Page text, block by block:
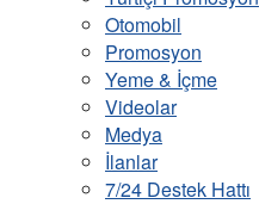
Otomobil
Promosyon
Yeme & İçme
Videolar
Medya
İlanlar
7/24 Destek Hattı